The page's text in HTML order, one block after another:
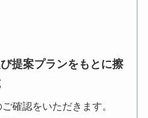
提案プランをもとに擦
確認をいただきます。